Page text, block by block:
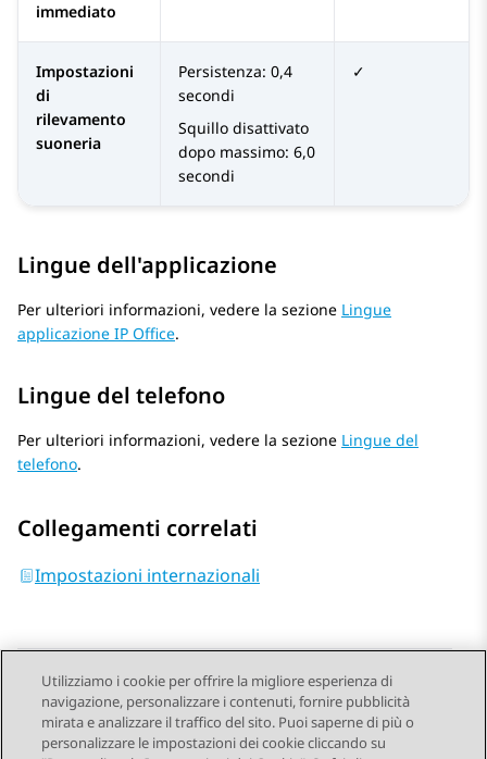
immediato
Impostazioni
di
rilevamento
suoneria
Persistenza: 0,4
secondi
Squillo disattivato
dopo massimo: 6,0
secondi
✓
Lingue dell'applicazione
Per ulteriori informazioni, vedere la sezione Lingue
applicazione IP Office.
Lingue del telefono
Per ulteriori informazioni, vedere la sezione Lingue del
telefono.
Collegamenti correlati
Impostazioni internazionali
Send Feedback
Utilizziamo i cookie per offrire la migliore esperienza di
navigazione, personalizzare i contenuti, fornire pubblicità
mirata e analizzare il traffico del sito. Puoi saperne di più o
personalizzare le impostazioni dei cookie cliccando su